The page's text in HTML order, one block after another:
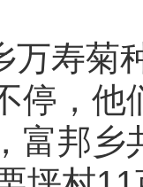
万寿菊
停，
邦乡